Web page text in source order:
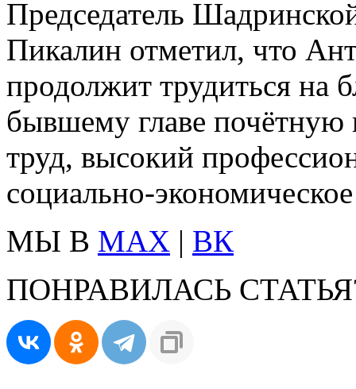
Председатель
Пикалин отметил, что
продолжит трудиться на
бывшему главе почётную
труд, высокий
МЫ В MAX | ВК
ПОНРАВИЛАСЬ